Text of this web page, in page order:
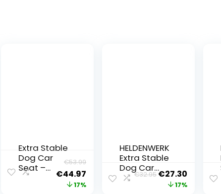
Extra Stable
Dog Car
Seat –
Reinforced
€53.99
Original
price
€44.97 Current
price
17%
HELDENWERK
Extra Stable
Dog Car
Seat –
€32.95Original
price
€27.30 Current
price
17%